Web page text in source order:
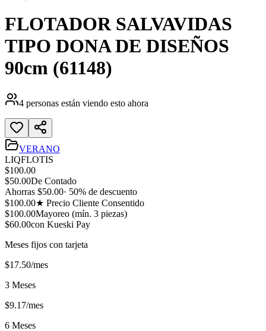
FLOTADOR SALVAVIDAS
TIPO DONA DE DISEÑOS
90cm (61148)
4 personas están viendo esto ahora
VERANO
LIQFLOTIS
$100.00
$50.00De Contado
Ahorras $50.00· 50% de descuento
$100.00★ Precio Cliente Consentido
$100.00Mayoreo (mín. 3 piezas)
$60.00con Kueski Pay
Meses fijos con tarjeta
$17.50/mes
3 Meses
$9.17/mes
6 Meses